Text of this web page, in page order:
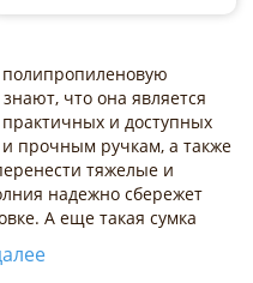
что она является
и доступных
прочным ручкам, а также
тяжелые и
надежно сбережет
А еще такая сумка
спросом среди